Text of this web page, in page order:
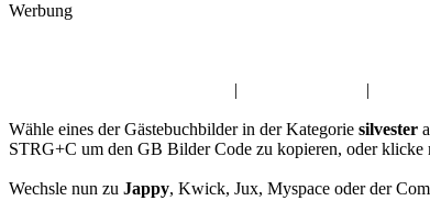
Werbung
| |
Wähle eines der Gästebuchbilder in der Kategorie silvester
STRG+C um den GB Bilder Code zu kopieren, oder klicke
Wechsle nun zu Jappy, Kwick, Jux, Myspace oder der